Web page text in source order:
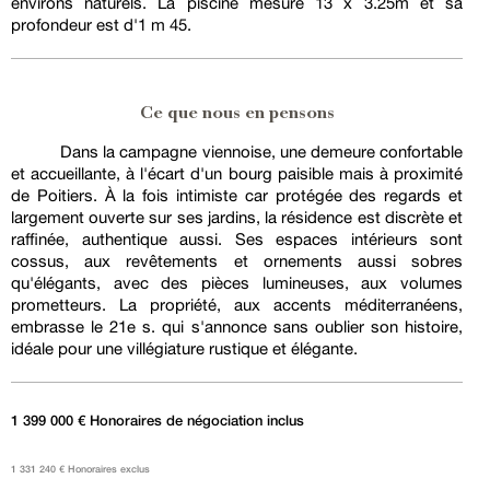
profondeur est d'1 m 45.
Ce que nous en pensons
Dans la campagne viennoise, une demeure confortable
et accueillante, à l'écart d'un bourg paisible mais à proximité
de Poitiers. À la fois intimiste car protégée des regards et
largement ouverte sur ses jardins, la résidence est discrète et
raffinée, authentique aussi. Ses espaces intérieurs sont
cossus, aux revêtements et ornements aussi sobres
qu'élégants, avec des pièces lumineuses, aux volumes
prometteurs. La propriété, aux accents méditerranéens,
embrasse le 21e s. qui s'annonce sans oublier son histoire,
idéale pour une villégiature rustique et élégante.
1 399 000 € Honoraires de négociation inclus
1 331 240 € Honoraires exclus